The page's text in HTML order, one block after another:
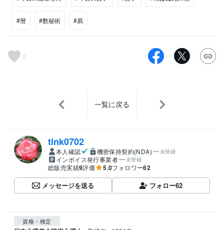
#暦 #数秘術 #易
0
一覧に戻る
tink0702
本人確認 機密保持契約(NDA) 未登録
インボイス発行事業者 未登録
総販売実績9評価 5.0フォロワー62
メッセージを送る フォロー62
資格・検定